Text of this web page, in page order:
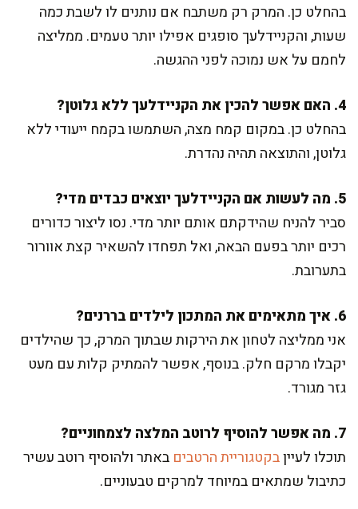
בהחלט כן. המרק רק משתבח אם נותנים לו לשבת כמה
שעות, והקניידלעך סופגים אפילו יותר טעמים. ממליצה
לחמם על אש נמוכה לפני ההגשה.
4. האם אפשר להכין את הקניידלעך ללא גלוטן?
בהחלט כן. במקום קמח מצה, השתמשו בקמח ייעודי ללא
גלוטן, והתוצאה תהיה נהדרת.
5. מה לעשות אם הקניידלעך יוצאים כבדים מדי?
סביר להניח שהידקתם אותם יותר מדי. נסו ליצור כדורים
רכים יותר בפעם הבאה, ואל תפחדו להשאיר קצת אוורור
בתערובת.
6. איך מתאימים את המתכון לילדים בררנים?
אני ממליצה לטחון את הירקות שבתוך המרק, כך שהילדים
יקבלו מרקם חלק. בנוסף, אפשר להמתיק קלות עם מעט
גזר מגורד.
7. מה אפשר להוסיף לרוטב המלצה לצמחוניים?
תוכלו לעייןבקטגוריית הרטבים באתר ולהוסיף רוטב עשיר
כתיבול שמתאים במיוחד למרקים טבעוניים.